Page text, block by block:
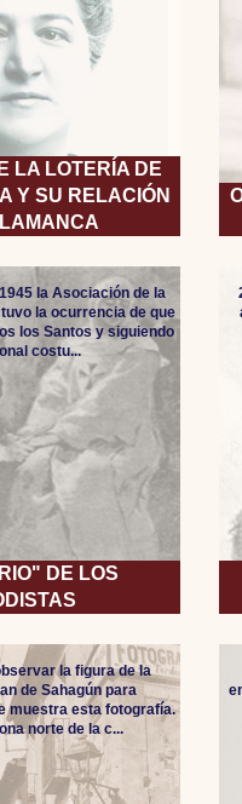
LA LOTERÍA DE
Y SU RELACIÓN
DE LOS
la Asociación de la
la ocurrencia de que
los Santos y siguiendo
costu...
la figura de la
de Sahagún para
muestra esta fotografía.
norte de la c...